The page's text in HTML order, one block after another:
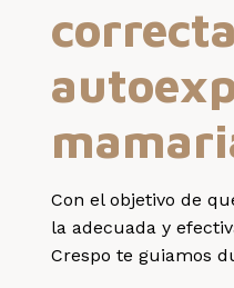
correcta
Con el objetivo de
la adecuada y
Crespo te guiamos